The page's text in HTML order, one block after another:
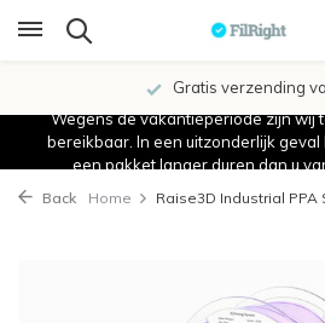
Gratis verzending
Wegens de vakantieperiode zijn wij
bereikbaar. In een uitzonderlijk
een pakket langer duren dan u
Back Home Raise3D Industrial PPA